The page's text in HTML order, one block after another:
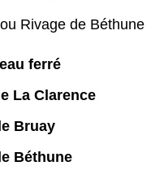
Rivage de Béthune
ferré
La Clarence
Bruay
Béthune